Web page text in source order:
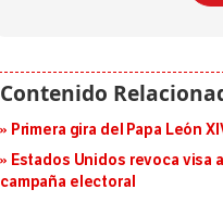
Primera gira del Papa León
Estados Unidos revoca visa
campaña electoral